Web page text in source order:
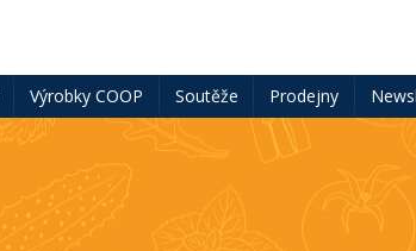
Výrobky COOP Soutěže Prodejny